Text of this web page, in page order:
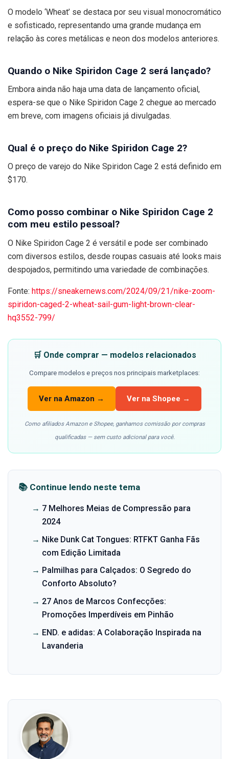
O modelo ‘Wheat’ se destaca por seu visual monocromático
e sofisticado, representando uma grande mudança em
relação às cores metálicas e neon dos modelos anteriores.
Quando o Nike Spiridon Cage 2 será lançado?
Embora ainda não haja uma data de lançamento oficial,
espera-se que o Nike Spiridon Cage 2 chegue ao mercado
em breve, com imagens oficiais já divulgadas.
Qual é o preço do Nike Spiridon Cage 2?
O preço de varejo do Nike Spiridon Cage 2 está definido em
$170.
Como posso combinar o Nike Spiridon Cage 2
com meu estilo pessoal?
O Nike Spiridon Cage 2 é versátil e pode ser combinado
com diversos estilos, desde roupas casuais até looks mais
despojados, permitindo uma variedade de combinações.
Fonte: https://sneakernews.com/2024/09/21/nike-zoom-
spiridon-caged-2-wheat-sail-gum-light-brown-clear-
hq3552-799/
🛒 Onde comprar — modelos relacionados
Compare modelos e preços nos principais marketplaces:
Ver na Amazon → Ver na Shopee →
Como afiliados Amazon e Shopee, ganhamos comissão por compras
qualificadas — sem custo adicional para você.
📚 Continue lendo neste tema
→ 7 Melhores Meias de Compressão para
2024
→ Nike Dunk Cat Tongues: RTFKT Ganha Fãs
com Edição Limitada
→ Palmilhas para Calçados: O Segredo do
Conforto Absoluto?
→ 27 Anos de Marcos Confecções:
Promoções Imperdíveis em Pinhão
→ END. e adidas: A Colaboração Inspirada na
Lavanderia